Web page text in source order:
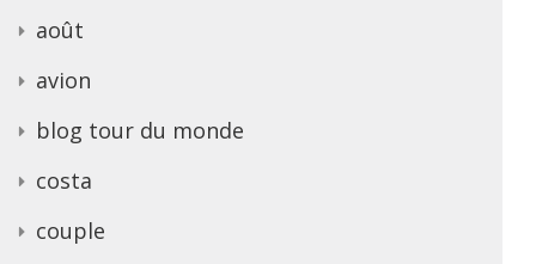
août
avion
blog tour du monde
costa
couple